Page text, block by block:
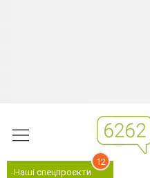
Наші спецпроєкти
12